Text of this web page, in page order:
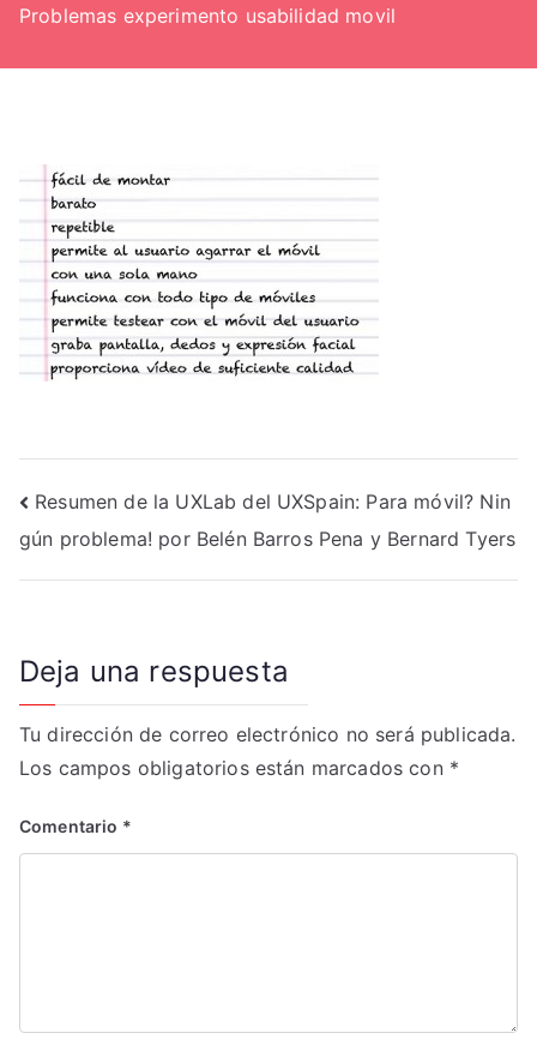
Problemas experimento usabilidad movil
Navegación
de
Resumen de la UXLab del UXSpain: Para móvil? Nin
gún problema! por Belén Barros Pena y Bernard Tyers
Deja una respuesta
Tu dirección de correo electrónico no será publicada.
Los campos obligatorios están marcados con *
Comentario *